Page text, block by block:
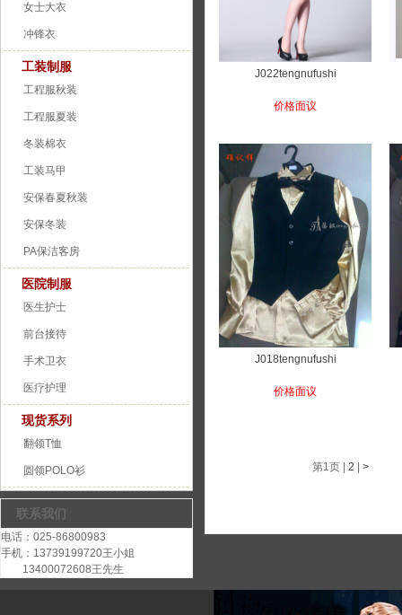
女士大衣
冲锋衣
工装制服
工程服秋装
工程服夏装
冬装棉衣
工装马甲
安保春夏秋装
安保冬装
PA保洁客房
医院制服
医生护士
前台接待
手术卫衣
医疗护理
现货系列
翻领T恤
圆领POLO衫
联系我们
电话：025-86800983
手机：13739199720王小姐
13400072608王先生
J022tengnufushi
价格面议
J018tengnufushi
价格面议
第1页| 2 >